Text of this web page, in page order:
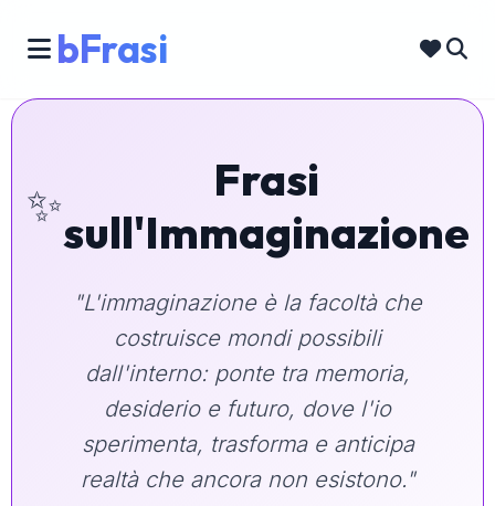
bFrasi
✨
Frasi
sull'Immaginazione
"L'immaginazione è la facoltà che
costruisce mondi possibili
dall'interno: ponte tra memoria,
desiderio e futuro, dove l'io
sperimenta, trasforma e anticipa
realtà che ancora non esistono."